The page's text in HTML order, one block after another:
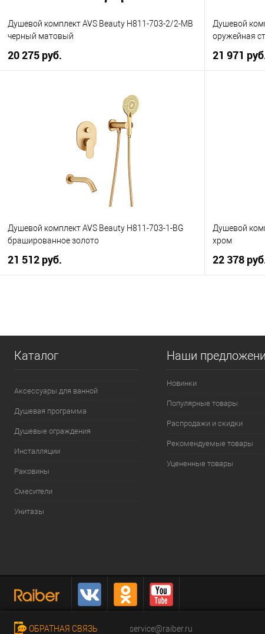
Душевой комплект AVS Beauty Н811-703-2/2-MB
черный матовый
20 275 руб.
К сравнению
В наличии
Душевой
оружейная
21 971
Душевой комплект AVS Beauty Н811-703-1-BG
брашированное золото
21 512 руб.
Душевой
хром
22 378
Каталог
Аксессуары для ванной
Душевая программа
Душевые ограждения
Инсталляции
Раковины
Смесители
Унитазы
Наши
Новинки
Популярные товары
Распродажи и скидки
Рекомендуемые товары
Уцененные товары
ОБРАТНАЯ СВЯЗЬ service@raiber.ru